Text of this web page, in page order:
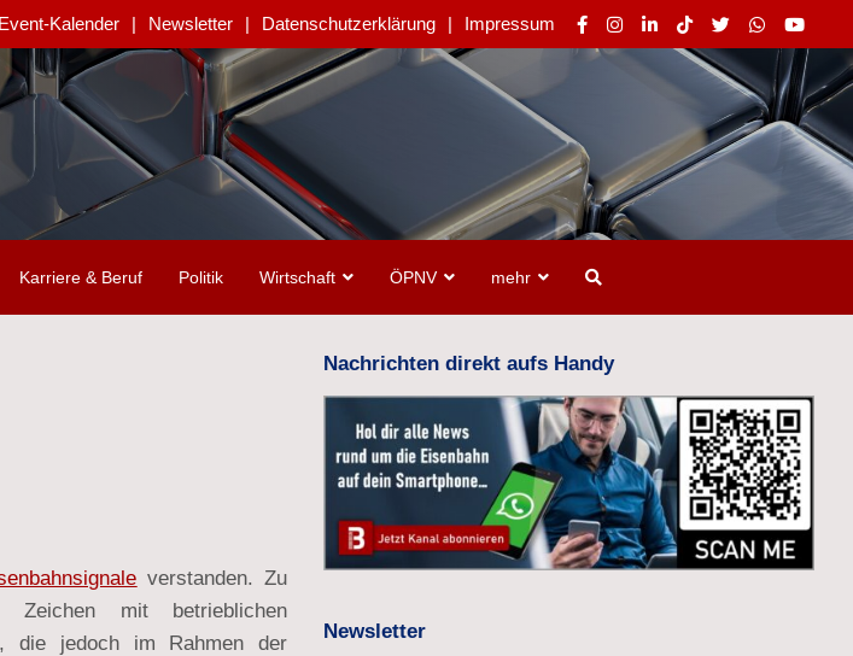
Event-Kalender Newsletter Datenschutzerklärung Impressum
Karriere & Beruf Politik Wirtschaft ÖPNV mehr
verstanden. Zu
mit betrieblichen
, die jedoch im Rahmen der
Nachrichten direkt aufs Handy
Newsletter